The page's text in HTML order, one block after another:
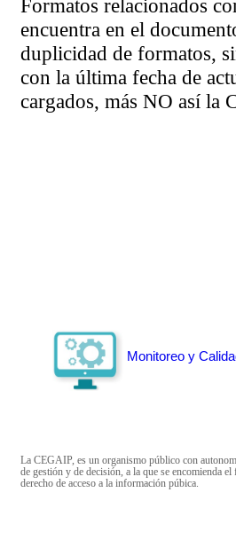
Formatos relacionados
encuentra en el
duplicidad de formatos,
con la última fecha de
cargados, más NO así
Monitoreo y
La CEGAIP, es un organismo público con
de gestión y de decisión, a la que se encomienda
derecho de acceso a la información púbica.